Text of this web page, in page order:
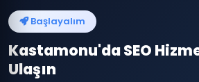
Başlayalım
Kastamonu'da SEO
Ulaşın